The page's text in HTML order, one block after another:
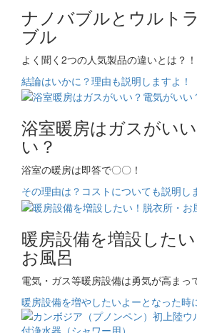
ナノバブルとウルト
ブル
よく聞く2つの人気製品の違いとは？！
結論はいかに？理由も説明しますよ！
浴室暖房はガスがい
い？
浴室の暖房は即答で〇〇！
その理由は？コストについても説明し
暖房設備を増設したい
お風呂
電気・ガス等暖房設備は勇気が高まっ
暖房設備を増やしたいよーとなった時